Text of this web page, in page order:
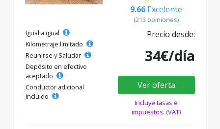
9.66 Excelente
(213 opiniones)
Igual a igual
Kilometraje limitado
Reunirse y Saludar
Depósito en efectivo
aceptado
Conductor adicional
incluido
Precio desde:
34€/día
Ver oferta
Incluye tasas e
impuestos. (VAT)